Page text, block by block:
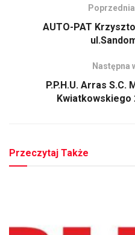
AUTO-PAT
Następna
P.P.H.U. Arras S.C.
Kwiatkowskiego
Przeczytaj Także